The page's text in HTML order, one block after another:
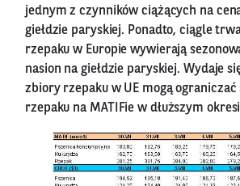
jednym z czynników ciążących na
giełdzie paryskiej. Ponadto, ciągle
rzepaku w Europie wywierają
nasion na giełdzie paryskiej. Wydaje
zbiory rzepaku w UE mogą ograniczać
rzepaku na MATIFie w dłuższym